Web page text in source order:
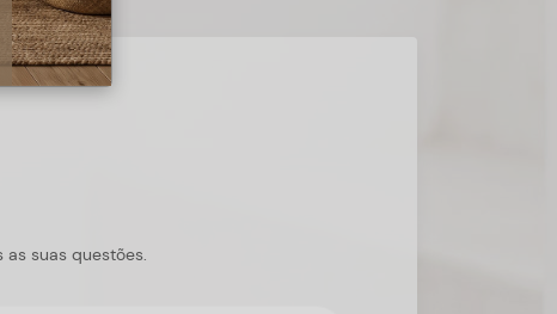
suas questões.